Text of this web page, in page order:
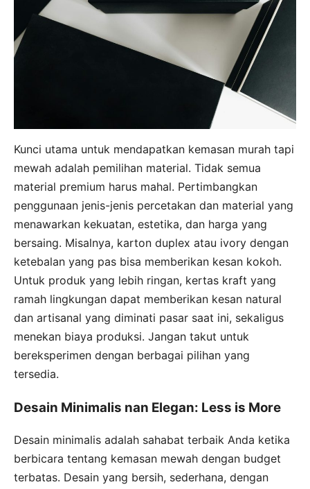
Kunci utama untuk mendapatkan kemasan murah tapi
mewah adalah pemilihan material. Tidak semua
material premium harus mahal. Pertimbangkan
penggunaan jenis-jenis percetakan dan material yang
menawarkan kekuatan, estetika, dan harga yang
bersaing. Misalnya, karton duplex atau ivory dengan
ketebalan yang pas bisa memberikan kesan kokoh.
Untuk produk yang lebih ringan, kertas kraft yang
ramah lingkungan dapat memberikan kesan natural
dan artisanal yang diminati pasar saat ini, sekaligus
menekan biaya produksi. Jangan takut untuk
bereksperimen dengan berbagai pilihan yang
tersedia.
Desain Minimalis nan Elegan: Less is More
Desain minimalis adalah sahabat terbaik Anda ketika
berbicara tentang kemasan mewah dengan budget
terbatas. Desain yang bersih, sederhana, dengan